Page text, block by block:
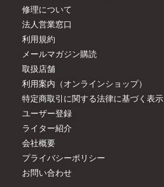
修理について
法人営業窓口
利用規約
メールマガジン購読
取扱店舗
利用案内（オンラインショップ）
特定商取引に関する法律に基づく表示
ユーザー登録
ライター紹介
会社概要
プライバシーポリシー
お問い合わせ